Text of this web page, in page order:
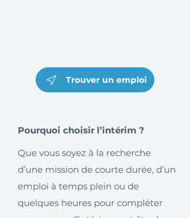
Trouver un emploi
Pourquoi choisir l’intérim ?
Que vous soyez à la recherche
d’une mission de courte durée, d’un
emploi à temps plein ou de
quelques heures pour compléter